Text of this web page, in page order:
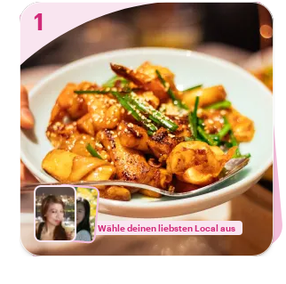
1
Wähle deinen liebsten Local aus